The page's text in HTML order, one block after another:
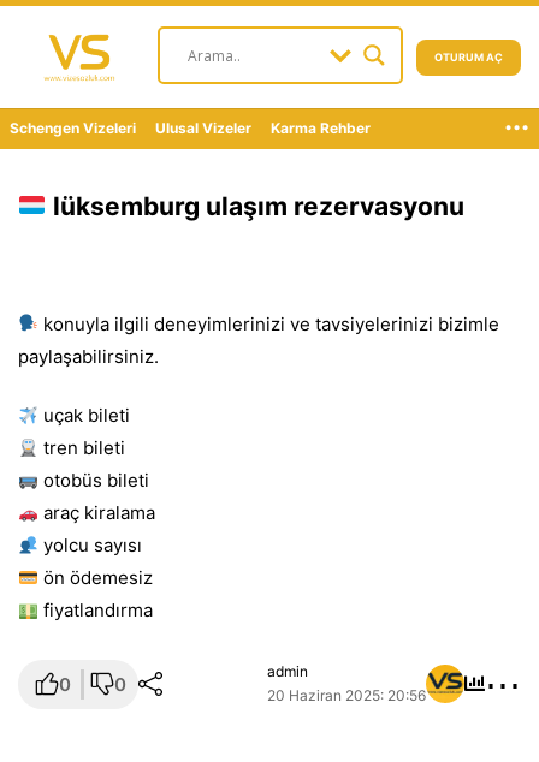
OTURUM AÇ
Schengen Vizeleri Ulusal Vizeler Karma Rehber ...
lüksemburg ulaşım rezervasyonu
konuyla ilgili deneyimlerinizi ve tavsiyelerinizi bizimle
paylaşabilirsiniz.
uçak bileti
tren bileti
otobüs bileti
araç kiralama
yolcu sayısı
ön ödemesiz
fiyatlandırma
0 0
admin
20 Haziran 2025: 20:56
⋯